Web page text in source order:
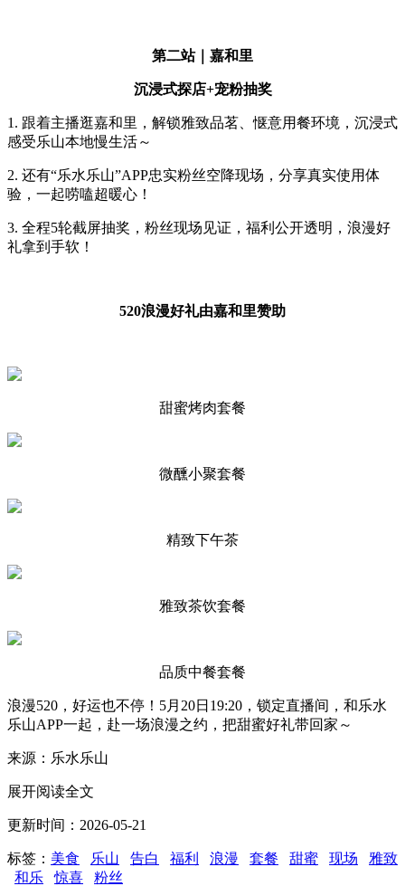
第二站｜嘉和里
沉浸式探店+宠粉抽奖
1. 跟着主播逛嘉和里，解锁雅致品茗、惬意用餐环境，沉浸式
感受乐山本地慢生活～
2. 还有“乐水乐山”APP忠实粉丝空降现场，分享真实使用体
验，一起唠嗑超暖心！
3. 全程5轮截屏抽奖，粉丝现场见证，福利公开透明，浪漫好
礼拿到手软！
520浪漫好礼由嘉和里赞助
甜蜜烤肉套餐
微醺小聚套餐
精致下午茶
雅致茶饮套餐
品质中餐套餐
浪漫520，好运也不停！5月20日19:20，锁定直播间，和乐水
乐山APP一起，赴一场浪漫之约，把甜蜜好礼带回家～
来源：乐水乐山
展开阅读全文
更新时间：2026-05-21
标签： 美食 乐山 告白 福利 浪漫 套餐 甜蜜 现场
雅致
和乐
惊喜 粉丝